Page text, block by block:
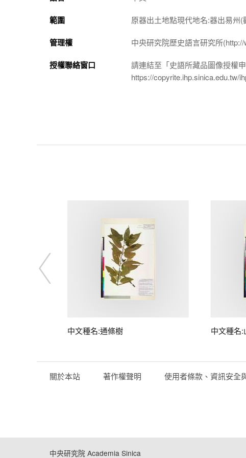
範圍 原器出土地點現代地名:器出易州
管理權 中央研究院歷史語言研究所
授權聯絡窗口
請連結至「史語所藏品圖像授權
https://copyrite.ihp.sinica.edu.tw/
中文種名:通條樹 中文種名:
關於本站 著作權聲明 使用者條款、資訊安全
中央研究院 Academia Sinica